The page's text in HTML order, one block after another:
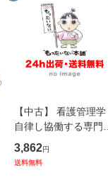
【中古】 看護管理学
自律し協働する専門職
の看護マネジメントス
キル 改訂第3版 (看護
3,862円
送料無料